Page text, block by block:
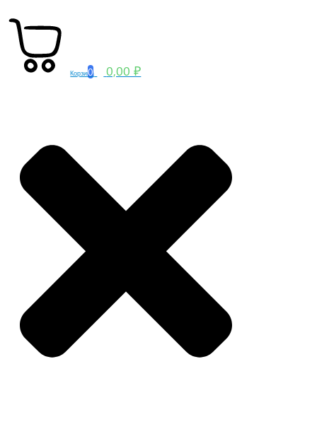
Корзина
0 0,00 ₽